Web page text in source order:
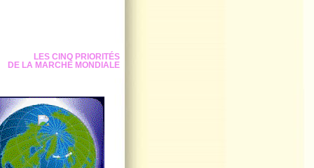
LES CINQ PRIORITÉS
DE LA MARCHE MONDIALE